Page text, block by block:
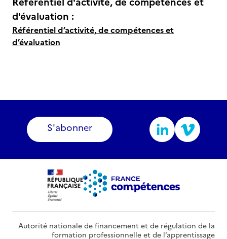
d'évaluation :
Référentiel d’activité, de compétences et
d’évaluation
S'abonner
Autorité nationale de financement et de régulation de la
formation professionnelle et de l’apprentissage